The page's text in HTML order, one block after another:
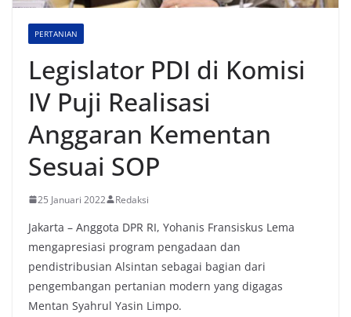
PERTANIAN
Legislator PDI di Komisi
IV Puji Realisasi
Anggaran Kementan
Sesuai SOP
25 Januari 2022 Redaksi
Jakarta – Anggota DPR RI, Yohanis Fransiskus Lema
mengapresiasi program pengadaan dan
pendistribusian Alsintan sebagai bagian dari
pengembangan pertanian modern yang digagas
Mentan Syahrul Yasin Limpo.